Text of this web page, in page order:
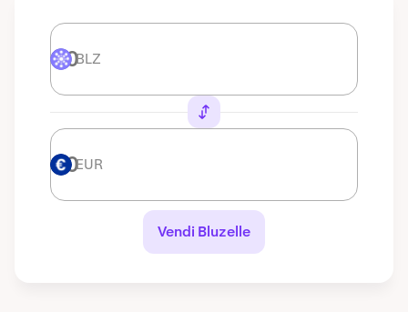
BLZ BLZ
EUR EUR
Vendi Bluzelle